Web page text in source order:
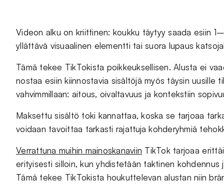
Videon alku on kriittinen: koukku täytyy saada esiin
yllättävä visuaalinen elementti tai suora lupaus
Tämä tekee TikTokista poikkeuksellisen. Alusta ei
nostaa esiin kiinnostavia sisältöjä myös täysin uusille
vahvimmillaan: aitous, oivaltavuus ja kontekstiin
Maksettu sisältö toki kannattaa, koska se tarjoaa
voidaan tavoittaa tarkasti rajattuja kohderyhmiä
Verrattuna muihin mainoskanaviin TikTok tarjoaa
erityisesti silloin, kun yhdistetään taktinen
Tämä tekee TikTokista houkuttelevan alustan niin